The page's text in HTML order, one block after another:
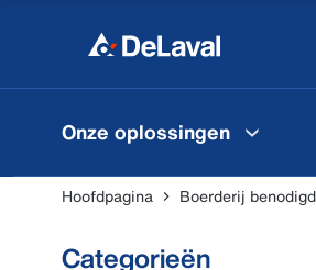
Onze oplossingen
Hoofdpagina Boerderij
Categorieën